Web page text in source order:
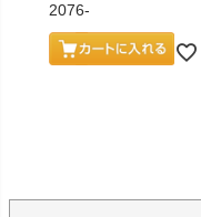
2076-